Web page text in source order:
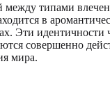
типами
в
Эти идентичности
совершенно
мира.